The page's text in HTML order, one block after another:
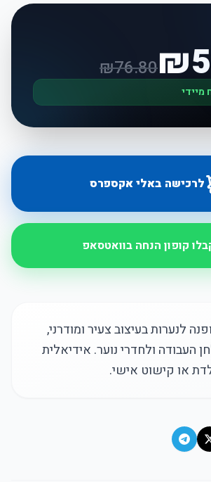
₪
₪76.80
מיידי
לרכישה באלי אקספרס
קופון הנחה בוואטסאפ
לנערות בעיצוב צעיר ומודרני,
העבודה ולחדרי נוער. אידיאלית
או קישוט אישי.